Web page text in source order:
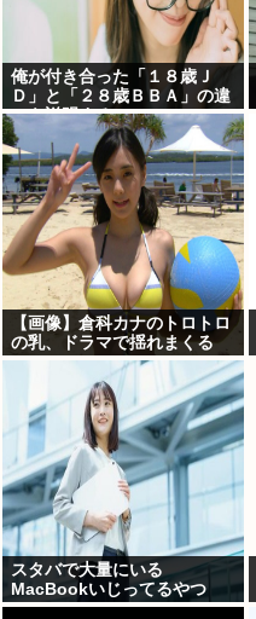
俺が付き合った「１８歳Ｊ
Ｄ」と「２８歳ＢＢＡ」の違
いを説明するwww
【画像】倉科カナのトロトロ
の乳、ドラマで揺れまくる
www
スタバで大量にいる
MacBookいじってるやつ
www